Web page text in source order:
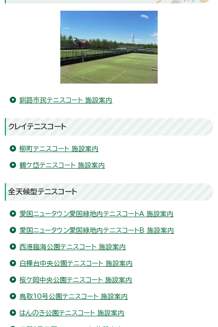
釧路市民テニスコート 施設案内
クレイテニスコート
柳町テニスコート 施設案内
鶴ケ岱テニスコート 施設案内
全天候型テニスコート
愛国ニュータウン愛国緑地内テニスコートA 施設案内
愛国ニュータウン愛国緑地内テニスコートB 施設案内
西港臨海公園テニスコート 施設案内
白樺台中央公園テニスコート 施設案内
桜ケ岡中央公園テニスコート 施設案内
鳥取10号公園テニスコート 施設案内
はんのき公園テニスコート 施設案内